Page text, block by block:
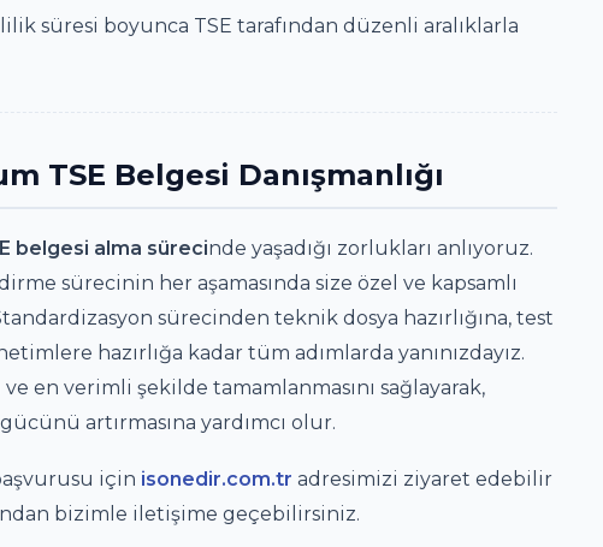
süresi boyunca TSE tarafından düzenli aralıklarla
TSE Belgesi Danışmanlığı
belgesi alma sürecinde yaşadığı zorlukları anlıyoruz.
sürecinin her aşamasında size özel ve kapsamlı
sürecinden teknik dosya hazırlığına, test
hazırlığa kadar tüm adımlarda yanınızdayız.
en verimli şekilde tamamlanmasını sağlayarak,
artırmasına yardımcı olur.
için isonedir.com.tr adresimizi ziyaret edebilir
bizimle iletişime geçebilirsiniz.